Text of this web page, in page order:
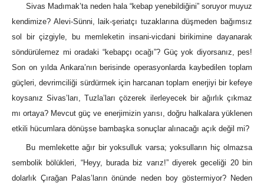
Sivas Madımak’ta neden hala “kebap yenebildiğini” soruyor muyuz
kendimize? Alevi-Sünni, laik-şeriatçı tuzaklarına düşmeden bağımsız
sol bir çizgiyle, bu memleketin insani-vicdani birikimine dayanarak
söndürülemez mi oradaki “kebapçı ocağı”? Güç yok diyorsanız, pes!
Son on yılda Ankara’nın berisinde operasyonlarda kaybedilen toplam
güçleri, devrimciliği sürdürmek için harcanan toplam enerjiyi bir kefeye
koysanız Sivas’ları, Tuzla’ları çözerek ilerleyecek bir ağırlık çıkmaz
mı ortaya? Mevcut güç ve enerjimizin yarısı, doğru halkalara yüklenen
etkili hücumlara dönüşse bambaşka sonuçlar alınacağı açık değil mi?
Bu memlekette ağır bir yoksulluk varsa; yoksulların hiç olmazsa
sembolik bölükleri, “Heyy, burada biz varız!” diyerek geceliği 20 bin
dolarlık Çırağan Palas’ların önünde neden boy göstermiyor? Neden